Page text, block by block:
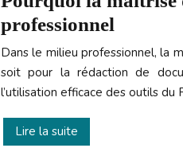
professionnel
Dans le milieu professionnel, la
soit pour la rédaction de
l’utilisation efficace des outils
Lire la suite